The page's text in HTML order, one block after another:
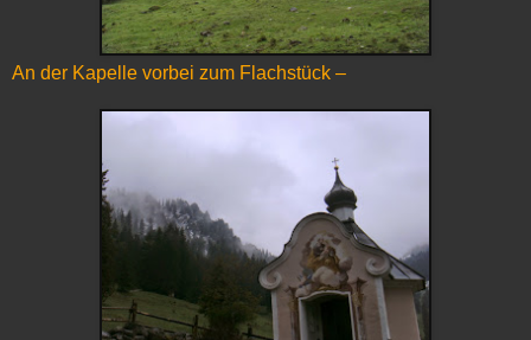
An der Kapelle vorbei zum Flachstück –